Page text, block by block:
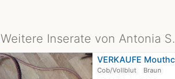
Weitere Inserate von Antonia S.
Cob/Vollblut
Braun